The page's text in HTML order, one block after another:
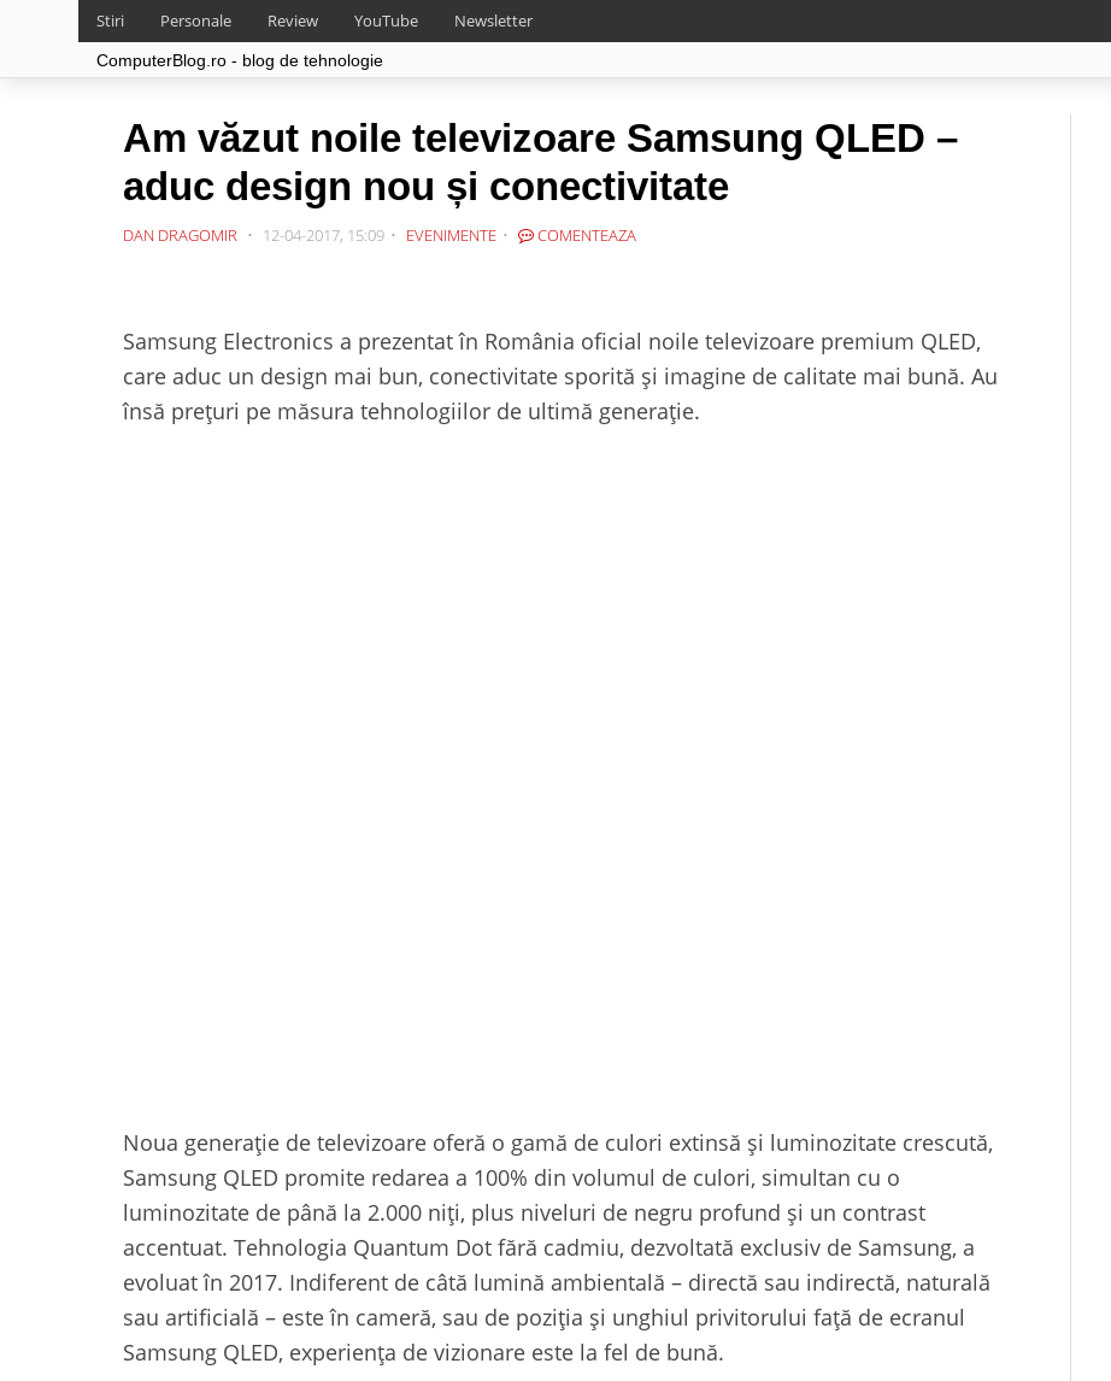
Stiri Personale Review YouTube Newsletter
ComputerBlog.ro - blog de tehnologie
Am văzut noile televizoare Samsung QLED –
aduc design nou și conectivitate
DAN DRAGOMIR 12-04-2017, 15:09 EVENIMENTE COMENTEAZA
Samsung Electronics a prezentat în România oficial noile televizoare premium QLED,
care aduc un design mai bun, conectivitate sporită și imagine de calitate mai bună. Au
însă prețuri pe măsura tehnologiilor de ultimă generație.
Noua generație de televizoare oferă o gamă de culori extinsă și luminozitate crescută,
Samsung QLED promite redarea a 100% din volumul de culori, simultan cu o
luminozitate de până la 2.000 niți, plus niveluri de negru profund și un contrast
accentuat. Tehnologia Quantum Dot fără cadmiu, dezvoltată exclusiv de Samsung, a
evoluat în 2017. Indiferent de câtă lumină ambientală – directă sau indirectă, naturală
sau artificială – este în cameră, sau de poziția și unghiul privitorului față de ecranul
Samsung QLED, experiența de vizionare este la fel de bună.